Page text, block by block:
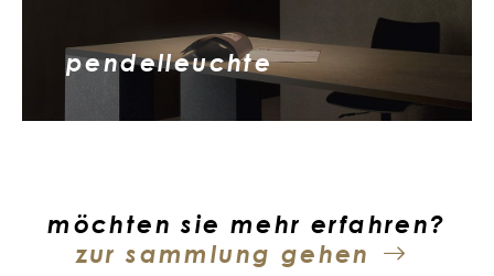
pendelleuchte
möchten sie mehr erfahren?
zur sammlung gehen